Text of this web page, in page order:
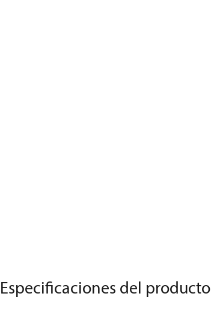
Especificaciones del producto